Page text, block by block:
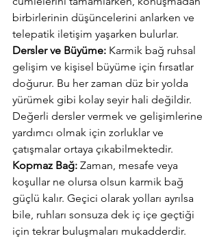
birbirlerinin düşüncelerini anlarken ve
telepatik iletişim yaşarken bulurlar.
Dersler ve Büyüme: Karmik bağ ruhsal
gelişim ve kişisel büyüme için fırsatlar
doğurur. Bu her zaman düz bir yolda
yürümek gibi kolay seyir hali değildir.
Değerli dersler vermek ve gelişimlerine
yardımcı olmak için zorluklar ve
çatışmalar ortaya çıkabilmektedir.
Kopmaz Bağ: Zaman, mesafe veya
koşullar ne olursa olsun karmik bağ
güçlü kalır. Geçici olarak yolları ayrılsa
bile, ruhları sonsuza dek iç içe geçtiği
için tekrar buluşmaları mukadderdir.